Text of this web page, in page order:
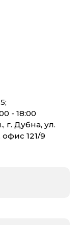
;
- 18:00
г. Дубна, ул.
121/9